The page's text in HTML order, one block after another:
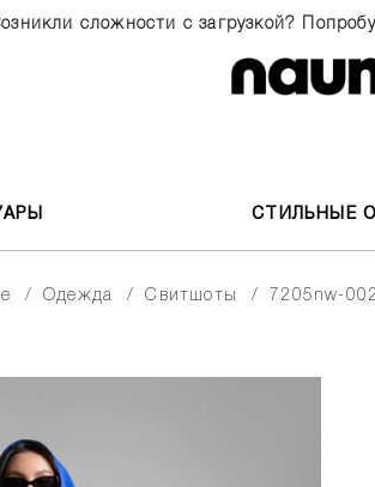
сложности с загрузкой?
СТИЛЬНЫЕ
одежда свитшоты 7205nw-